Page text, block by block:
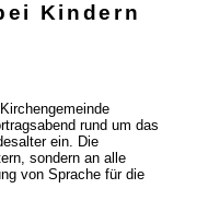
Kindern
rund um das
ein. Die
sondern an alle
von Sprache für die